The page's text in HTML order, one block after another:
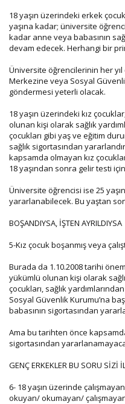
18 yaşın üzerindeki erkek
yaşına kadar; üniversite
kadar anne veya babasının
devam edecek. Herhangi bir
Üniversite öğrencilerinin her
Merkezine veya Sosyal
göndermesi yeterli olacak.
18 yaşın üzerindeki kız
olunan kişi olarak sağlık
çocukları gibi yaş ve eğitim
sağlık sigortasından
kapsamda olmayan kız
18 yaşından sonra gelir testi
Üniversite öğrencisi ise 25
yararlanabilecek. Bu yaştan
BOŞANDIYSA, İŞTEN AYRILDIYSA
5-Kız çocuk boşanmış veya
Burada da 1.10.2008 tarihi
yükümlü olunan kişi olarak
çocukları, sağlık
Sosyal Güvenlik Kurumu’na
babasının sigortasından
Ama bu tarihten önce
sigortasından
GENÇ ERKEKLER BU SORU SİZİ
6- 18 yaşın üzerinde
okuyan/ okumayan/